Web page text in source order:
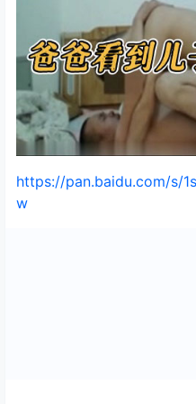
https://pan.baidu.com/s/
w